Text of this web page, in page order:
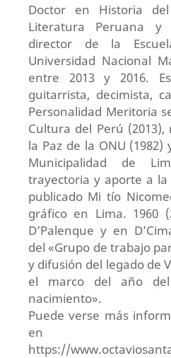
Doctor en Historia
Literatura Peruana y
director de la
Universidad Nacional
entre 2013 y 2016.
guitarrista, decimista,
Personalidad Meritoria
Cultura del Perú
la Paz de la ONU
Municipalidad de
trayectoria y aporte a
publicado Mi tío
gráfico en Lima. 1960
D’Palenque y en
del «Grupo de trabajo
y difusión del legado de
el marco del año
nacimiento».
Puede verse más
en
https://